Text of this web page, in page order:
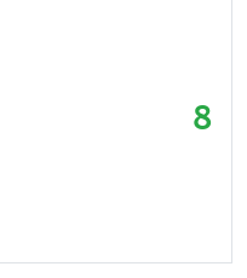
8